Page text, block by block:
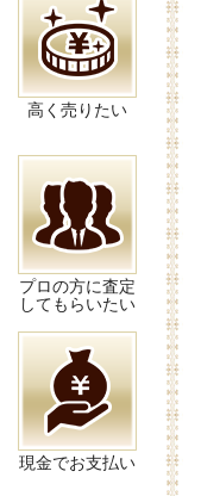
高く売りたい
プロの方に査定
してもらいたい
現金でお支払い